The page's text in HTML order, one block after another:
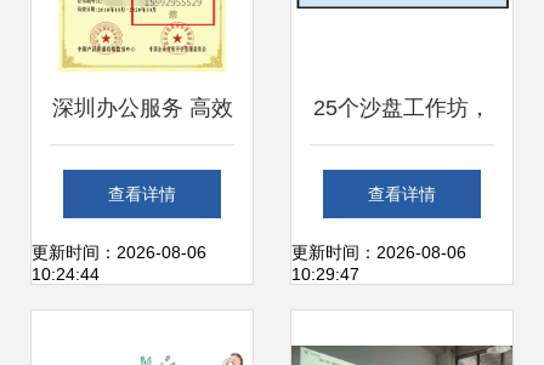
深圳办公服务 高效
解决方案引领未来
工作方式
查看详情
更新时间：2026-08-06
10:24:44
25个沙盘工作坊，
深度解密亿级用户
产品背后的研发管
查看详情
更新时间：2026-08-06
10:29:47